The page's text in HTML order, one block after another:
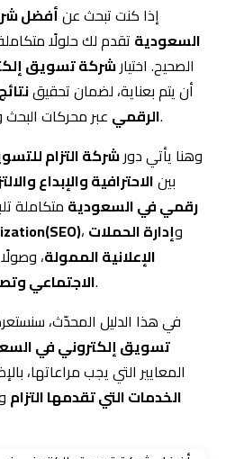
إذا كنت تبحث عنأفضل
السعودية تقدم لك حلولًا
الصحيح. اختيارشركة تسويق
أن يتم بعناية، لضمان تحقيق
الرقميعبر محركات البحث ومنصات التواصل الاجتماعي.
وهنا يأتي دورشركة التزام
بينالاحترافية والإبداع
رقمي في السعودية متكاملة
، وإدارة الحملات
الإعلانية الممولة،
الاجتماعي.
في هذا الدليل المحدّث،
تسويق إلكتروني في
المعايير التي يجب مراعاتها،
الخدمات التي تقدمها التزام